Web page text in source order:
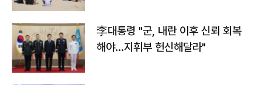
李대통령 "군, 내란 이후 신뢰 회복
해야…지휘부 헌신해달라"